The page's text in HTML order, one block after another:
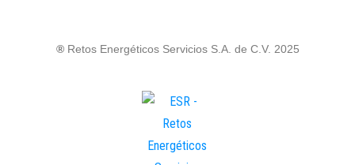
® Retos Energéticos Servicios S.A. de C.V. 2025